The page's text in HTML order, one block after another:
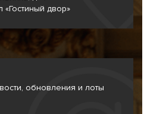
«Гостиный двор»
обновления и лоты